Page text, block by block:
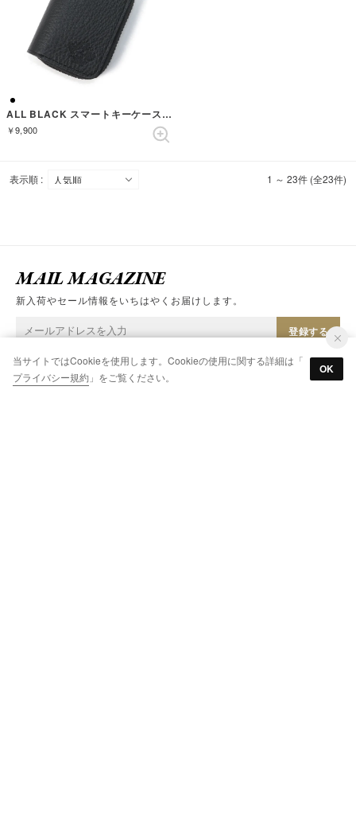
ALL BLACK スマートキーケース （BLACK）
￥9,900
表示順 : 1 ～ 23件 (全23件)
MAIL MAGAZINE
新入荷やセール情報をいちはやくお届けします。
登録する
※「登録する」ボタンをクリックすると、利用規約 、プライバシー規約
に同
意したものとみなします
当サイトではCookieを使用します。Cookieの使用に関する詳細は「
プライバシー規約 」をご覧ください。
OK